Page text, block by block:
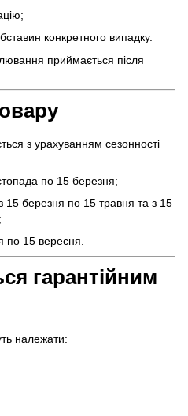
конкретного випадку.
приймається після
з урахуванням сезонності
по 15 березня;
15 березня по 15 травня та з 15
по 15 вересня.
гарантійним
належати: